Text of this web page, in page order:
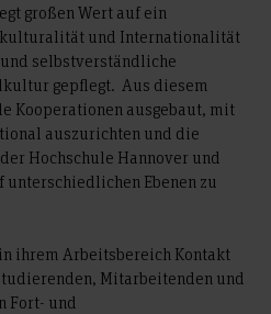
großen Wert auf ein
und Internationalität
selbstverständliche
gepflegt. Aus diesem
Kooperationen ausgebaut, mit
auszurichten und die
Hochschule Hannover und
unterschiedlichen Ebenen zu
ihrem Arbeitsbereich Kontakt
Mitarbeitenden und
Fort- und